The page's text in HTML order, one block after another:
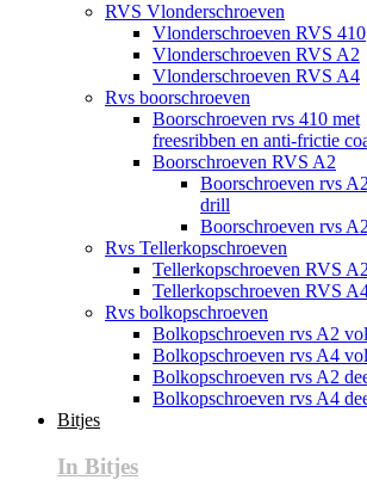
RVS Vlonderschroeven
Vlonderschroeven RVS 410
Vlonderschroeven RVS A2
Vlonderschroeven RVS A4
Rvs boorschroeven
Boorschroeven rvs 410 met
freesribben en anti-frictie
Boorschroeven RVS A2
Boorschroeven rvs
drill
Boorschroeven rvs
Rvs Tellerkopschroeven
Tellerkopschroeven RVS A2
Tellerkopschroeven RVS
Rvs bolkopschroeven
Bolkopschroeven rvs A2
Bolkopschroeven rvs A4
Bolkopschroeven rvs A2
Bolkopschroeven rvs A4
Bitjes
In Bitjes